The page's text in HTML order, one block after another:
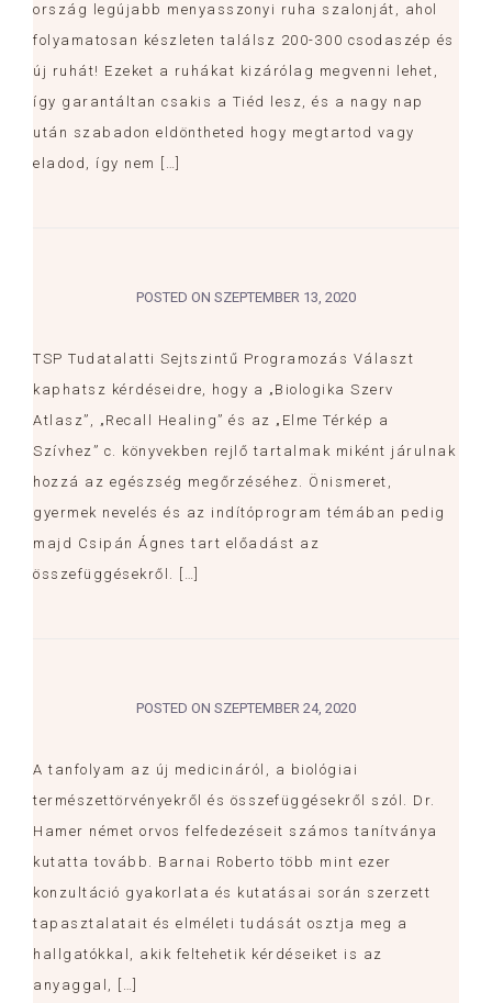
ország legújabb menyasszonyi ruha szalonját, ahol
folyamatosan készleten találsz 200-300 csodaszép és
új ruhát! Ezeket a ruhákat kizárólag megvenni lehet,
így garantáltan csakis a Tiéd lesz, és a nagy nap
után szabadon eldöntheted hogy megtartod vagy
eladod, így nem […]
POSTED ON SZEPTEMBER 13, 2020
TSP Tudatalatti Sejtszintű Programozás Választ
kaphatsz kérdéseidre, hogy a „Biologika Szerv
Atlasz”, „Recall Healing” és az „Elme Térkép a
Szívhez” c. könyvekben rejlő tartalmak miként járulnak
hozzá az egészség megőrzéséhez. Önismeret,
gyermek nevelés és az indítóprogram témában pedig
majd Csipán Ágnes tart előadást az
összefüggésekről. […]
POSTED ON SZEPTEMBER 24, 2020
A tanfolyam az új medicináról, a biológiai
természettörvényekről és összefüggésekről szól. Dr.
Hamer német orvos felfedezéseit számos tanítványa
kutatta tovább. Barnai Roberto több mint ezer
konzultáció gyakorlata és kutatásai során szerzett
tapasztalatait és elméleti tudását osztja meg a
hallgatókkal, akik feltehetik kérdéseiket is az
anyaggal, […]